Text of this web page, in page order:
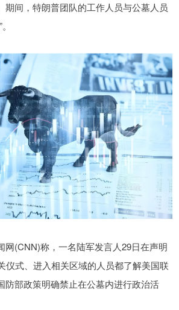
期间，特朗普团队的工作人员与公墓人员
(CNN)称，一名陆军发言人29日在声明
仪式、进入相关区域的人员都了解美国联
防部政策明确禁止在公墓内进行政治活